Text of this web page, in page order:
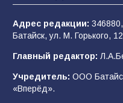
«Мобилизация или
2026 года
101 03.08.2026
Адрес редакции:
Батайск, ул. М. Горького,
Главный редактор:
Учредитель: ООО
«Вперёд».